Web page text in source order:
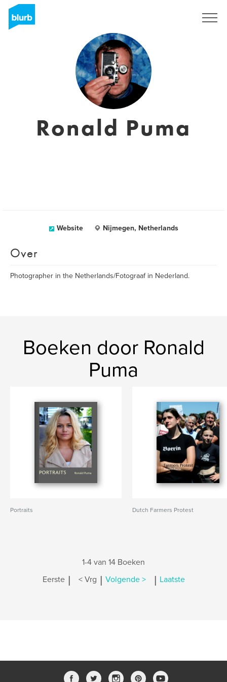
Ronald Puma
Website Nijmegen, Netherlands
Over
Photographer in the Netherlands/Fotograaf in Nederland.
Boeken door Ronald
Puma
Portraits Dutch Farmers Protest
1-4 van 14 Boeken
Eerste | < Vrg | Volgende > | Laatste